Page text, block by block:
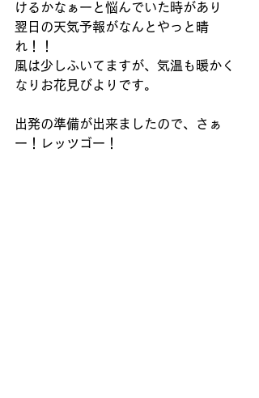
けるかなぁーと悩んでいた時があり
翌日の天気予報がなんとやっと晴
れ！！
風は少しふいてますが、気温も暖かく
なりお花見びよりです。
出発の準備が出来ましたので、さぁ
ー！レッツゴー！